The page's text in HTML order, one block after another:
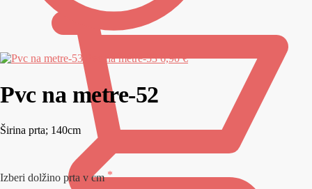
Pvc na metre-53 6,90 €
Pvc na metre-52
Širina prta; 140cm
Izberi dolžino prta v cm